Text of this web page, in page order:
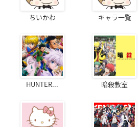
ちいかわ キャラ一覧
HUNTER... 暗殺教室